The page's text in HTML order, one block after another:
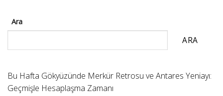
Ara
ARA
Bu Hafta Gökyüzünde Merkür Retrosu ve Antares Yeniayı:
Geçmişle Hesaplaşma Zamanı